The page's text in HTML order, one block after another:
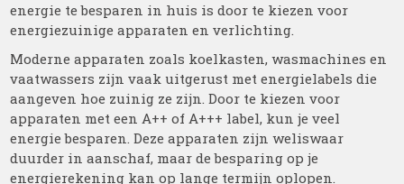
energie te besparen in huis is door te kiezen voor
energiezuinige apparaten en verlichting.
Moderne apparaten zoals koelkasten, wasmachines en
vaatwassers zijn vaak uitgerust met energielabels die
aangeven hoe zuinig ze zijn. Door te kiezen voor
apparaten met een A++ of A+++ label, kun je veel
energie besparen. Deze apparaten zijn weliswaar
duurder in aanschaf, maar de besparing op je
energierekening kan op lange termijn oplopen.